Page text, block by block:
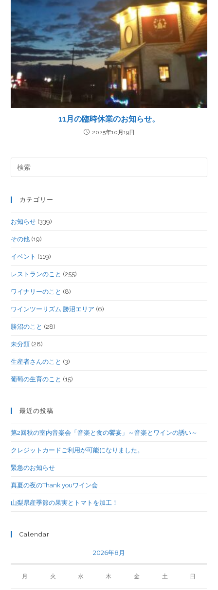
11月の臨時休業のお知らせ。
2025年10月19日
カテゴリー
お知らせ (339)
その他 (19)
イベント (119)
レストランのこと (255)
ワイナリーのこと (8)
ワインツーリズム 勝沼エリア (6)
勝沼のこと (28)
未分類 (28)
生産者さんのこと (3)
葡萄の生育のこと (15)
最近の投稿
第2回秋の室内音楽会「音楽と食の饗宴」～音楽とワインの誘い～
クレジットカードご利用が可能になりました。
緊急のお知らせ
真夏の夜のThank youワイン会
山梨県産季節の果実とトマトを加工！
Calendar
2026年8月
月 火 水 木 金 土 日